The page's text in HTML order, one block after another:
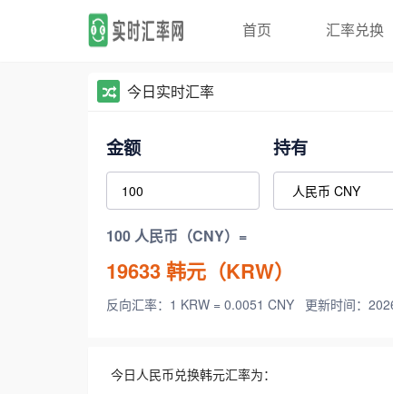
首页 汇率兑换
今日实时汇率
金额 持有
100 人民币（CNY）=
19633韩元（KRW）
反向汇率：1 KRW = 0.0051 CNY 更新时间：
今日人民币兑换韩元汇率为：